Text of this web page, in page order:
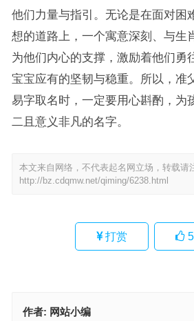
他们力量与指引。无论是在面对困
想的道路上，一个寓意深刻、与生
为他们内心的支撑，激励着他们勇
宝宝应有的坚韧与稳重。所以，准
易字取名时，一定要用心斟酌，为
二且意义非凡的名字。
本文来自网络，不代表起名网立场，转载请
http://bz.cdqmw.net/qiming/6238.html
打赏
作者: 网站小编